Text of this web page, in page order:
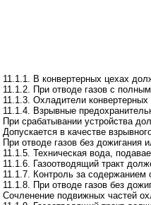
11.1.1. В конвертерных цехах
11.1.2. При отводе газов с
11.1.3. Охладители
11.1.4. Взрывные
При срабатывании устройства
Допускается в качестве
При отводе газов без дожигания
11.1.5. Техническая вода,
11.1.6. Газоотводящий тракт
11.1.7. Контроль за
11.1.8. При отводе газов без
Сочленение подвижных частей